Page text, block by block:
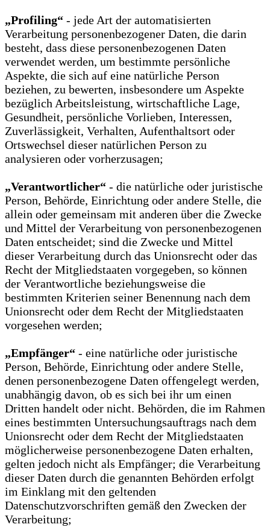
„Profiling“ - jede Art der automatisierten
Verarbeitung personenbezogener Daten, die darin
besteht, dass diese personenbezogenen Daten
verwendet werden, um bestimmte persönliche
Aspekte, die sich auf eine natürliche Person
beziehen, zu bewerten, insbesondere um Aspekte
bezüglich Arbeitsleistung, wirtschaftliche Lage,
Gesundheit, persönliche Vorlieben, Interessen,
Zuverlässigkeit, Verhalten, Aufenthaltsort oder
Ortswechsel dieser natürlichen Person zu
analysieren oder vorherzusagen;
„Verantwortlicher“ - die natürliche oder juristische
Person, Behörde, Einrichtung oder andere Stelle, die
allein oder gemeinsam mit anderen über die Zwecke
und Mittel der Verarbeitung von personenbezogenen
Daten entscheidet; sind die Zwecke und Mittel
dieser Verarbeitung durch das Unionsrecht oder das
Recht der Mitgliedstaaten vorgegeben, so können
der Verantwortliche beziehungsweise die
bestimmten Kriterien seiner Benennung nach dem
Unionsrecht oder dem Recht der Mitgliedstaaten
vorgesehen werden;
„Empfänger“ - eine natürliche oder juristische
Person, Behörde, Einrichtung oder andere Stelle,
denen personenbezogene Daten offengelegt werden,
unabhängig davon, ob es sich bei ihr um einen
Dritten handelt oder nicht. Behörden, die im Rahmen
eines bestimmten Untersuchungsauftrags nach dem
Unionsrecht oder dem Recht der Mitgliedstaaten
möglicherweise personenbezogene Daten erhalten,
gelten jedoch nicht als Empfänger; die Verarbeitung
dieser Daten durch die genannten Behörden erfolgt
im Einklang mit den geltenden
Datenschutzvorschriften gemäß den Zwecken der
Verarbeitung;